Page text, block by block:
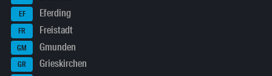
EF Eferding
FR Freistadt
GM Gmunden
GR
Grieskirchen